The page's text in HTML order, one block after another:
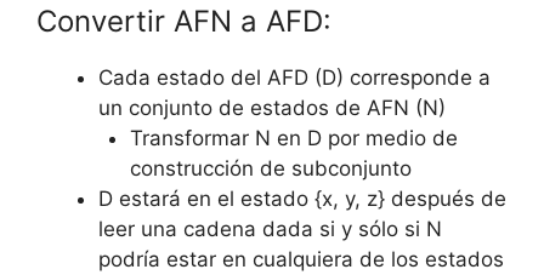
Convertir AFN a AFD:
Cada estado del AFD (D) corresponde a
un conjunto de estados de AFN (N)
Transformar N en D por medio de
construcción de subconjunto
D estará en el estado {x, y, z} después de
leer una cadena dada si y sólo si N
podría estar en cualquiera de los estados